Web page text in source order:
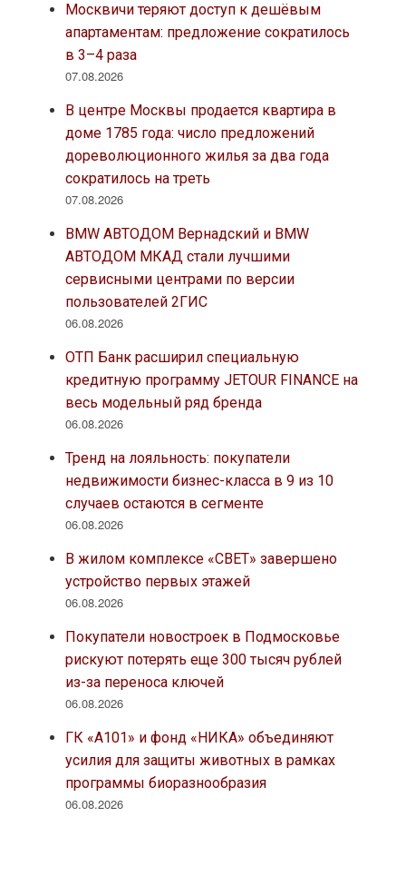
Москвичи теряют доступ к дешёвым
апартаментам: предложение сократилось
в 3–4 раза
07.08.2026
В центре Москвы продается квартира в
доме 1785 года: число предложений
дореволюционного жилья за два года
сократилось на треть
07.08.2026
BMW АВТОДОМ Вернадский и BMW
АВТОДОМ МКАД стали лучшими
сервисными центрами по версии
пользователей 2ГИС
06.08.2026
ОТП Банк расширил специальную
кредитную программу JETOUR FINANCE на
весь модельный ряд бренда
06.08.2026
Тренд на лояльность: покупатели
недвижимости бизнес-класса в 9 из 10
случаев остаются в сегменте
06.08.2026
В жилом комплексе «СВЕТ» завершено
устройство первых этажей
06.08.2026
Покупатели новостроек в Подмосковье
рискуют потерять еще 300 тысяч рублей
из-за переноса ключей
06.08.2026
ГК «А101» и фонд «НИКА» объединяют
усилия для защиты животных в рамках
программы биоразнообразия
06.08.2026